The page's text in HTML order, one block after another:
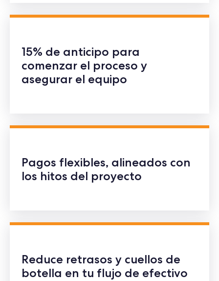
15% de anticipo para
comenzar el proceso y
asegurar el equipo
Pagos flexibles, alineados con
los hitos del proyecto
Reduce retrasos y cuellos de
botella en tu flujo de efectivo